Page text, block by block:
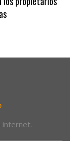
en una
propietarios